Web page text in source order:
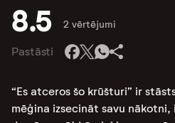
8.5 2 vērtējumi
Pastāsti
“Es atceros šo krūšturi” ir
mēģina izsecināt savu nākotni,